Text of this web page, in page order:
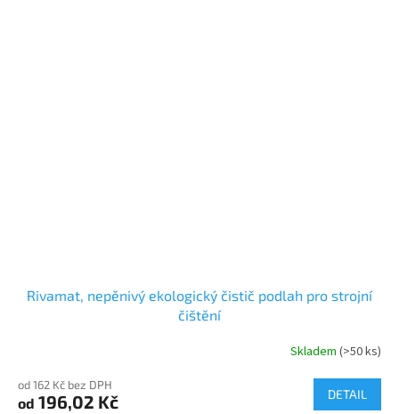
Rivamat, nepěnivý ekologický čistič podlah pro strojní
čištění
Skladem (>50 ks)
od 162 Kč bez DPH
od 196,02 Kč DETAIL